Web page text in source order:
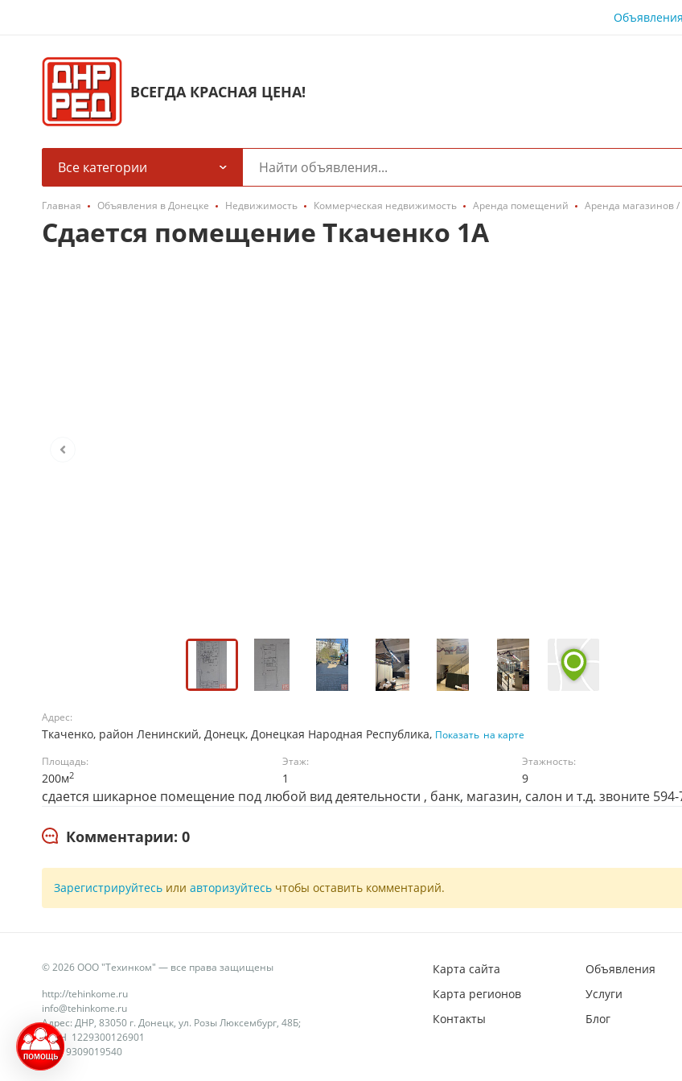
Объявления
ВСЕГДА КРАСНАЯ ЦЕНА!
Все категории
Главная Объявления в Донецке Недвижимость Коммерческая недвижимость Аренда помещений Аренда магазинов /
Сдается помещение Ткаченко 1А
Адрес:
Ткаченко, район Ленинский, Донецк, Донецкая Народная Республика, Показать на карте
Площадь:
200м2
Этаж:
1
Этажность:
9
сдается шикарное помещение под любой вид деятельности , банк, магазин, салон и т.д. звоните 594-
Комментарии: 0
Зарегистрируйтесь или авторизуйтесь чтобы оставить комментарий.
© 2026 ООО "Техинком" — все права защищены
http://tehinkome.ru
info@tehinkome.ru
Адрес: ДНР, 83050 г. Донецк, ул. Розы Люксембург, 48Б;
ОГРН 1229300126901
ИНН 9309019540
Карта сайта
Карта регионов
Контакты
Объявления
Услуги
Блог